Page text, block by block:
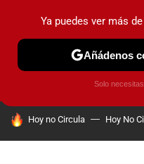
PRUEBAS INDUSTRIA
HOY SE HABLA DE
Hoy no Circula Hoy No
Ya puedes ver más
Añádenos
Solo